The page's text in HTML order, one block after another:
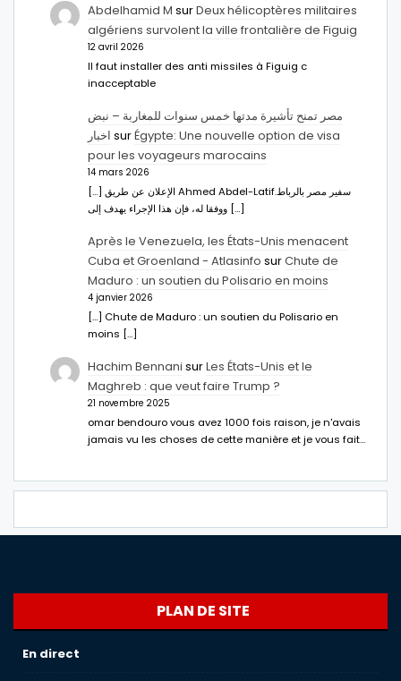
Abdelhamid M surDeux hélicoptères militaires
algériens survolent la ville frontalière de Figuig
12 avril 2026
Il faut installer des anti missiles à Figuig c
inacceptable
مصر تمنح تأشيرة مدتها خمس سنوات للمغاربة – نبض
اخبار surÉgypte: Une nouvelle option de visa
pour les voyageurs marocains
14 mars 2026
[…] الإعلان عن طريق Ahmed Abdel-Latifسفير مصر بالرباط.
ووفقا له، فإن هذا الإجراء يهدف إلى […]
Après le Venezuela, les États-Unis menacent
Cuba et Groenland - Atlasinfo surChute de
Maduro : un soutien du Polisario en moins
4 janvier 2026
[…] Chute de Maduro : un soutien du Polisario en
moins […]
Hachim Bennani surLes États-Unis et le
Maghreb : que veut faire Trump ?
21 novembre 2025
omar bendouro vous avez 1000 fois raison, je n'avais
jamais vu les choses de cette manière et je vous fait…
PLAN DE SITE
En direct